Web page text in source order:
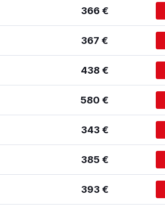
366 €
367 €
438 €
580 €
343 €
385 €
393 €